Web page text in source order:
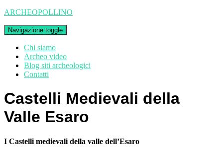
ARCHEOPOLLINO
Navigazione toggle
Chi siamo
Archeo video
Blog siti archeologici
Contatti
Castelli Medievali della
Valle Esaro
I Castelli medievali della valle dell’Esaro